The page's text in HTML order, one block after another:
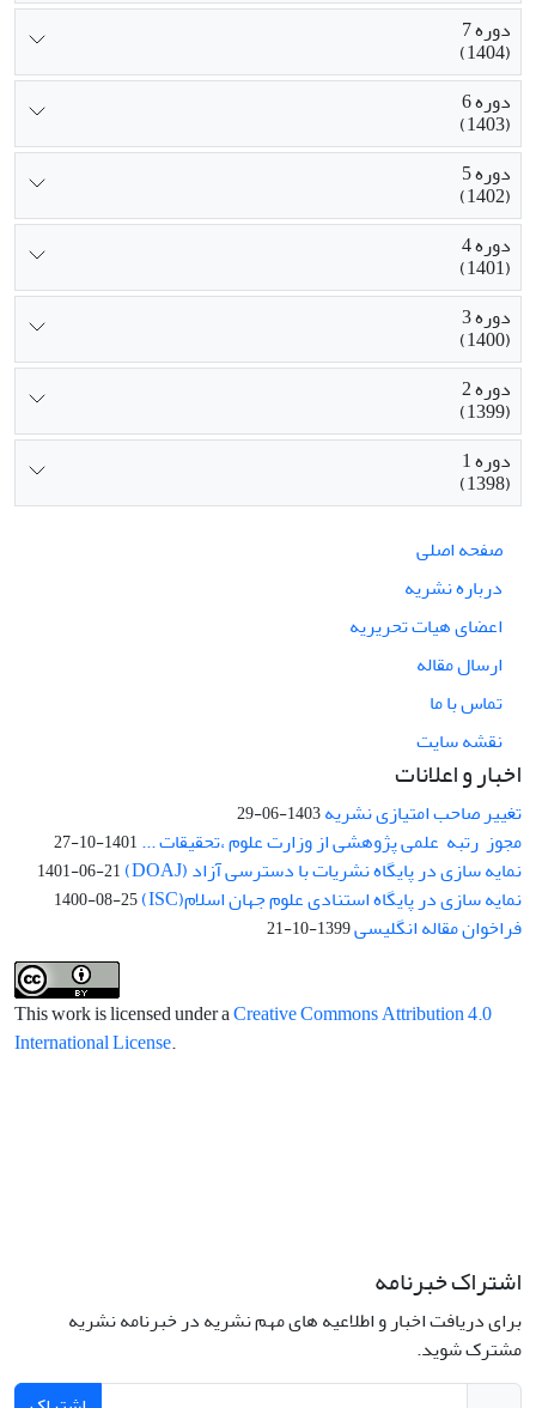
دوره 7
(1404)
دوره 6
(1403)
دوره 5
(1402)
دوره 4
(1401)
دوره 3
(1400)
دوره 2
(1399)
دوره 1
(1398)
صفحه اصلی
درباره نشریه
اعضای هیات تحریریه
ارسال مقاله
تماس با ما
نقشه سایت
اخبار و اعلانات
تغییر صاحب امتیازی نشریه1403-06-29
مجوز رتبه علمی پژوهشی از وزارت علوم ،تحقیقات ...1401-10-27
نمایه سازی در پایگاه نشریات با دسترسی آزاد (DOAJ) 1401-06-21
نمایه سازی در پایگاه استنادی علوم جهان اسلام(ISC) 1400-08-25
فراخوان مقاله انگلیسی1399-10-21
This work is licensed under aCreative Commons Attribution 4.0
International License.
اشتراک خبرنامه
برای دریافت اخبار و اطلاعیه های مهم نشریه در خبرنامه نشریه
مشترک شوید.